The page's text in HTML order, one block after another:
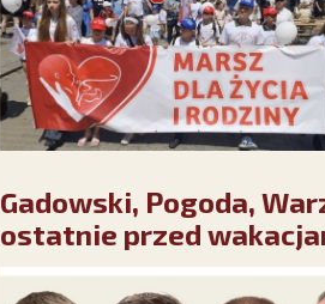
Gadowski, Pogoda,
ostatnie przed